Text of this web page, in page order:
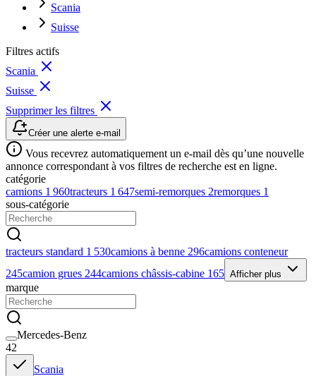
Scania
Suisse
Filtres actifs
Scania
Suisse
Supprimer les filtres
Créer une alerte e-mail
Vous recevrez automatiquement un e-mail dès qu’une nouvelle
annonce correspondant à vos filtres de recherche est en ligne.
catégorie
camions 1 960tracteurs 1 647semi-remorques 2remorques 1
sous-catégorie
tracteurs standard 1 530camions à benne 296camions conteneur
245camion grues 244camions châssis-cabine 165 Afficher plus
marque
Mercedes-Benz
42
Scania